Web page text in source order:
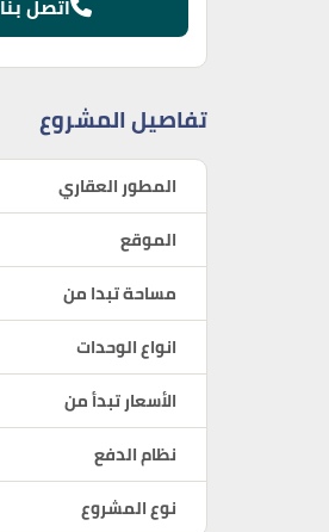
اتصل بنا
تفاصيل المشروع
المطور العقاري
الموقع
مساحة تبدا من
انواع الوحدات
الأسعار تبدأ من
نظام الدفع
نوع المشروع